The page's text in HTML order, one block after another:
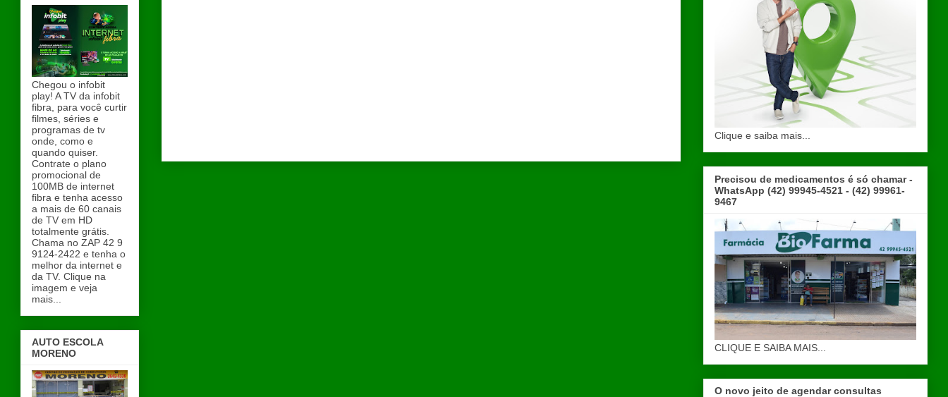
Chegou o infobit
play! A TV da infobit
fibra, para você curtir
filmes, séries e
programas de tv
onde, como e
quando quiser.
Contrate o plano
promocional de
100MB de internet
fibra e tenha acesso
a mais de 60 canais
de TV em HD
totalmente grátis.
Chama no ZAP 42 9
9124-2422 e tenha o
melhor da internet e
da TV. Clique na
imagem e veja
mais...
AUTO ESCOLA
MORENO
Clique e saiba mais...
Precisou de medicamentos é só chamar -
WhatsApp (42) 99945-4521 - (42) 99961-
9467
CLIQUE E SAIBA MAIS...
O novo jeito de agendar consultas